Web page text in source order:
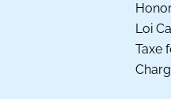
Loi
Taxe